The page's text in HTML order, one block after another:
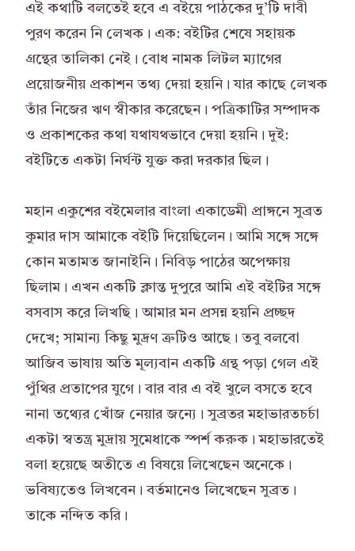
এই কথাটি বলতেই হবে এ বইয়ে পাঠকের দু’টি দাবী
পুরণ করেন নি লেখক। এক: বইটির শেষে সহায়ক
গ্রন্থের তালিকা নেই। বোধ নামক লিটল ম্যাগের
প্রয়োজনীয় প্রকাশন তথ্য দেয়া হয়নি। যার কাছে লেখক
তাঁর নিজের ঋণ স্বীকার করেছেন। পত্রিকাটির সম্পাদক
ও প্রকাশকের কথা যথাযথভাবে দেয়া হয়নি। দুই:
বইটিতে একটা নির্ঘন্ট যুক্ত করা দরকার ছিল।
মহান একুশের বইমেলার বাংলা একাডেমী প্রাঙ্গনে সুব্রত
কুমার দাস আমাকে বইটি দিয়েছিলেন। আমি সঙ্গে সঙ্গে
কোন মতামত জানাইনি। নিবিড় পাঠের অপেক্ষায়
ছিলাম। এখন একটি ক্লান্ত দুপুরে আমি এই বইটির সঙ্গে
বসবাস করে লিখছি। আমার মন প্রসন্ন হয়নি প্রচ্ছদ
দেখে; সামান্য কিছু মুদ্রণ ত্রুটিও আছে। তবু বলবো
আজিব ভাষায় অতি মূল্যবান একটি গ্রন্থ পড়া গেল এই
পুঁথির প্রতাপের যুগে। বার বার এ বই খুলে বসতে হবে
নানা তথ্যের খোঁজ নেয়ার জন্যে। সুব্রতর মহাভারতচর্চা
একটা স্বতন্ত্র মুদ্রায় সুমেধাকে স্পর্শ করুক। মহাভারতেই
বলা হয়েছে অতীতে এ বিষয়ে লিখেছেন অনেকে।
ভবিষ্যতেও লিখবেন। বর্তমানেও লিখেছেন সুব্রত।
তাকে নন্দিত করি।